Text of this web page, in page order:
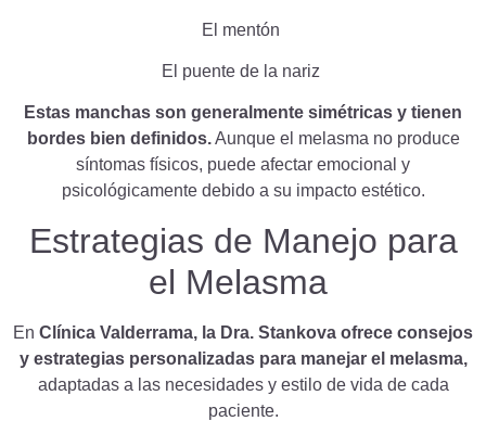
El mentón
El puente de la nariz
Estas manchas son generalmente simétricas y tienen
bordes bien definidos.Aunque el melasma no produce
síntomas físicos, puede afectar emocional y
psicológicamente debido a su impacto estético.
Estrategias de Manejo para
el Melasma
En Clínica Valderrama, la Dra. Stankova ofrece consejos
y estrategias personalizadas para manejar el melasma,
adaptadas a las necesidades y estilo de vida de cada
paciente.